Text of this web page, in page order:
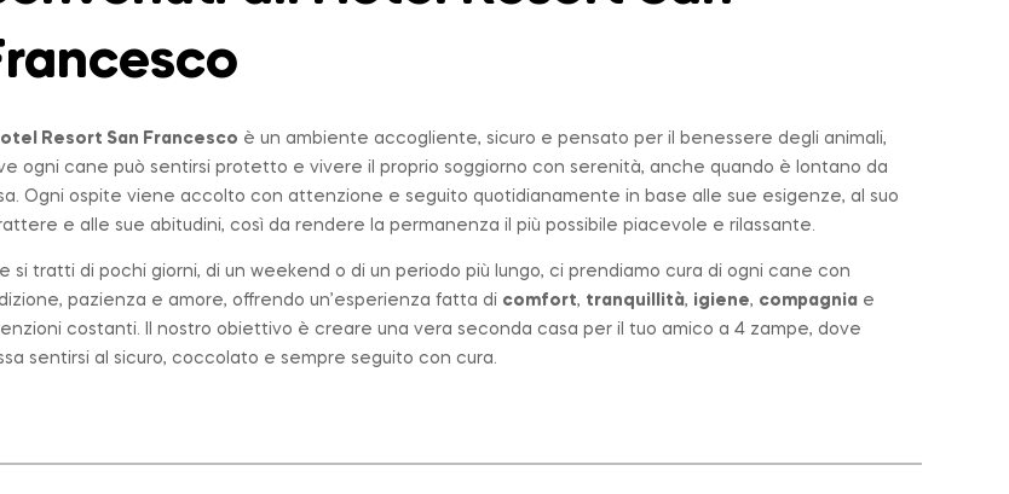
Resort San Francesco è un ambiente accogliente, sicuro e pensato per il benessere degli animali,
ogni cane può sentirsi protetto e vivere il proprio soggiorno con serenità, anche quando è lontano da
Ogni ospite viene accolto con attenzione e seguito quotidianamente in base alle sue esigenze, al suo
e alle sue abitudini, così da rendere la permanenza il più possibile piacevole e rilassante.
si tratti di pochi giorni, di un weekend o di un periodo più lungo, ci prendiamo cura di ogni cane con
pazienza e amore, offrendo un’esperienza fatta di comfort, tranquillità, igiene, compagniae
costanti. Il nostro obiettivo è creare una vera seconda casa per il tuo amico a 4 zampe, dove
sentirsi al sicuro, coccolato e sempre seguito con cura.